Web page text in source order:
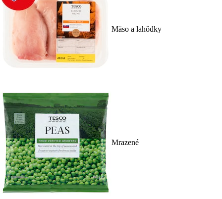
Mäso a lahôdky
Mrazené